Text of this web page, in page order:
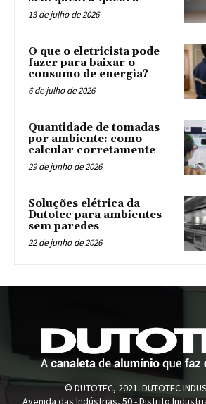
13 de julho de 2026
O que o eletricista pode
fazer para baixar o
consumo de energia?
6 de julho de 2026
Quantidade de tomadas
por ambiente: como
calcular corretamente
29 de junho de 2026
Soluções elétrica da
Dutotec para ambientes
sem paredes
22 de junho de 2026
© DUTOTEC, 2021. DUTOTEC
Avenida das Indústrias, 50 - Distrito